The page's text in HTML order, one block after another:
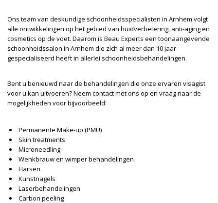
Ons team van deskundige schoonheidsspecialisten in Arnhem volgt
alle ontwikkelingen op het gebied van huidverbetering, anti-aging en
cosmetics op de voet. Daarom is Beau Experts een toonaangevende
schoonheidssalon in Arnhem die zich al meer dan 10 jaar
gespecialiseerd heeft in allerlei schoonheidsbehandelingen.
Bent u benieuwd naar de behandelingen die onze ervaren visagist
voor u kan uitvoeren? Neem contact met ons op en vraag naar de
mogelijkheden voor bijvoorbeeld:
Permanente Make-up (PMU)
Skin treatments
Microneedling
Wenkbrauw en wimper behandelingen
Harsen
Kunstnagels
Laserbehandelingen
Carbon peeling